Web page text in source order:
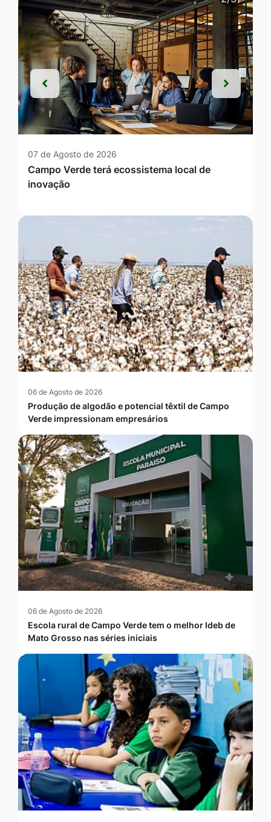
07 de Agosto de 2026
Campo Verde terá ecossistema local de
inovação
Anterior
Anterior Próxima
06 de Agosto de 2026
Produção de algodão e potencial têxtil de Campo
Verde impressionam empresários
06 de Agosto de 2026
Escola rural de Campo Verde tem o melhor Ideb de
Mato Grosso nas séries iniciais